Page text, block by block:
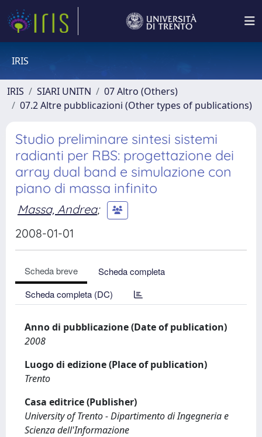
IRIS
IRIS SIARI UNITN
07 Altro (Others)
07.2 Altre pubblicazioni (Other types of publications)
Studio preliminare sintesi sistemi
radianti per RBS: progettazione dei
array dual band e simulazione con
piano di massa infinito
Massa, Andrea;
2008-01-01
Scheda breve
Scheda completa
Scheda completa (DC)
Anno di pubblicazione (Date of publication)
2008
Luogo di edizione (Place of publication)
Trento
Casa editrice (Publisher)
University of Trento - Dipartimento di Ingegneria e
Scienza dell'Informazione